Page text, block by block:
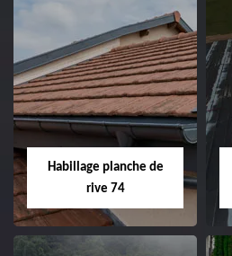
Habillage planche de
rive 74